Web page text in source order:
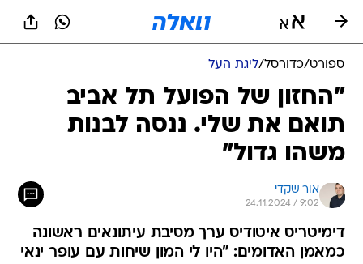
ספורט/כדורסל/ליגת העל
"החזון של הפועל תל אביב
תואם את שלי. ננסה לבנות
משהו גדול"
אור שקדי
24.11.2024 / 9:02
דימיטריס איטודיס ערך מסיבת עיתונאים ראשונה
כמאמן האדומים: "היו לי המון שיחות עם עופר ינאי